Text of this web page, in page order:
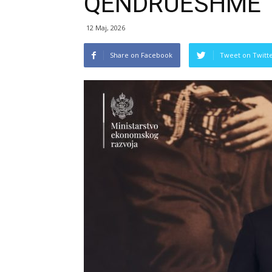
12 Maj, 2026
Share on Facebook Tweet on